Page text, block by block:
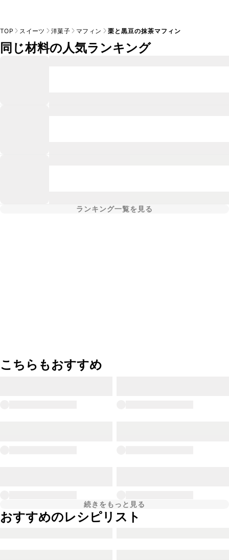
TOP スイーツ 洋菓子 マフィン 栗と黒豆の抹茶マフィン
同じ材料の人気ランキング
ランキング一覧を見る
こちらもおすすめ
続きをもっと見る
おすすめのレシピリスト